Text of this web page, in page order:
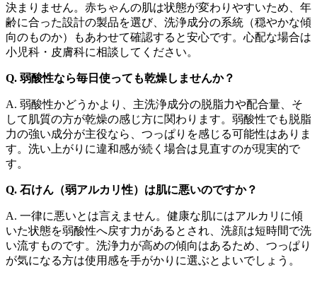
決まりません。赤ちゃんの肌は状態が変わりやすいため、年
齢に合った設計の製品を選び、洗浄成分の系統（穏やかな傾
向のものか）もあわせて確認すると安心です。心配な場合は
小児科・皮膚科に相談してください。
Q. 弱酸性なら毎日使っても乾燥しませんか？
A. 弱酸性かどうかより、主洗浄成分の脱脂力や配合量、そ
して肌質の方が乾燥の感じ方に関わります。弱酸性でも脱脂
力の強い成分が主役なら、つっぱりを感じる可能性はありま
す。洗い上がりに違和感が続く場合は見直すのが現実的で
す。
Q. 石けん（弱アルカリ性）は肌に悪いのですか？
A. 一律に悪いとは言えません。健康な肌にはアルカリに傾
いた状態を弱酸性へ戻す力があるとされ、洗顔は短時間で洗
い流すものです。洗浄力が高めの傾向はあるため、つっぱり
が気になる方は使用感を手がかりに選ぶとよいでしょう。